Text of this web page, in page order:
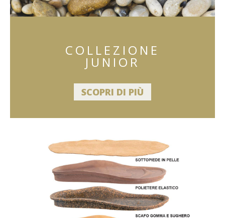
COLLEZIONE
JUNIOR
SCOPRI DI PIÙ